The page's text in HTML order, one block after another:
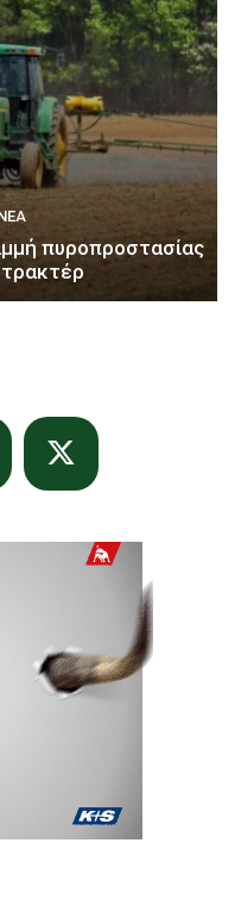
πυροπροστασίας
τρακτέρ